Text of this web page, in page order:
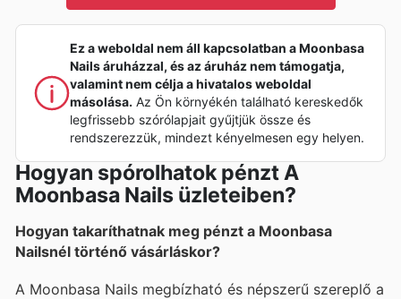
Ez a weboldal nem áll kapcsolatban a Moonbasa
Nails áruházzal, és az áruház nem támogatja,
valamint nem célja a hivatalos weboldal
másolása. Az Ön környékén található kereskedők
legfrissebb szórólapjait gyűjtjük össze és
rendszerezzük, mindezt kényelmesen egy helyen.
Hogyan spórolhatok pénzt A
Moonbasa Nails üzleteiben?
Hogyan takaríthatnak meg pénzt a Moonbasa
Nailsnél történő vásárláskor?
A Moonbasa Nails megbízható és népszerű szereplő a